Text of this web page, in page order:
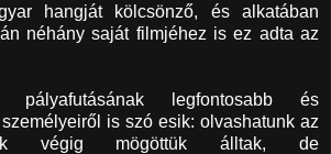
hangját kölcsönző, és alkatában
néhány saját filmjéhez is ez adta az
legfontosabb és
is szó esik: olvashatunk az
végig mögöttük álltak, de